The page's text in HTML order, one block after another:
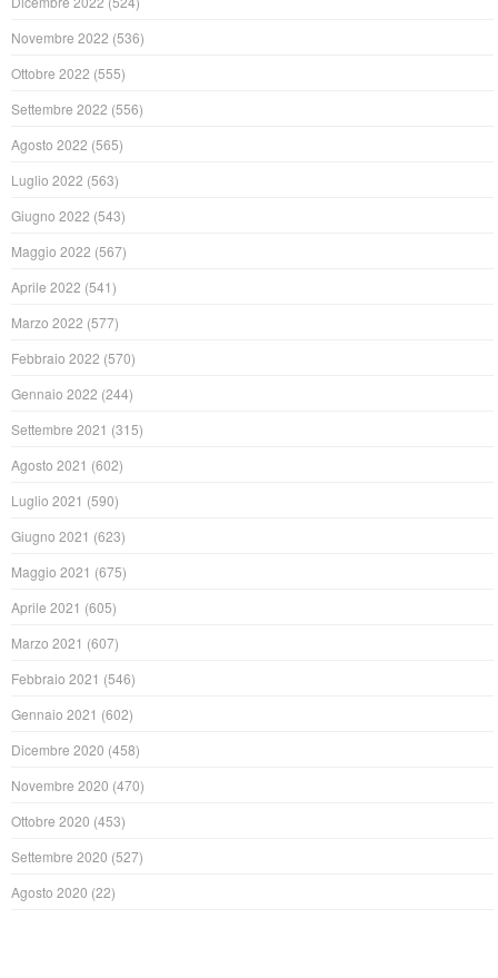
Novembre 2022 (536)
Ottobre 2022 (555)
Settembre 2022 (556)
Agosto 2022 (565)
Luglio 2022 (563)
Giugno 2022 (543)
Maggio 2022 (567)
Aprile 2022 (541)
Marzo 2022 (577)
Febbraio 2022 (570)
Gennaio 2022 (244)
Settembre 2021 (315)
Agosto 2021 (602)
Luglio 2021 (590)
Giugno 2021 (623)
Maggio 2021 (675)
Aprile 2021 (605)
Marzo 2021 (607)
Febbraio 2021 (546)
Gennaio 2021 (602)
Dicembre 2020 (458)
Novembre 2020 (470)
Ottobre 2020 (453)
Settembre 2020 (527)
Agosto 2020 (22)